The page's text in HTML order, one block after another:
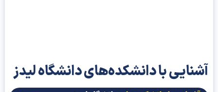
با دانشکده‌های دانشگاه لیدز